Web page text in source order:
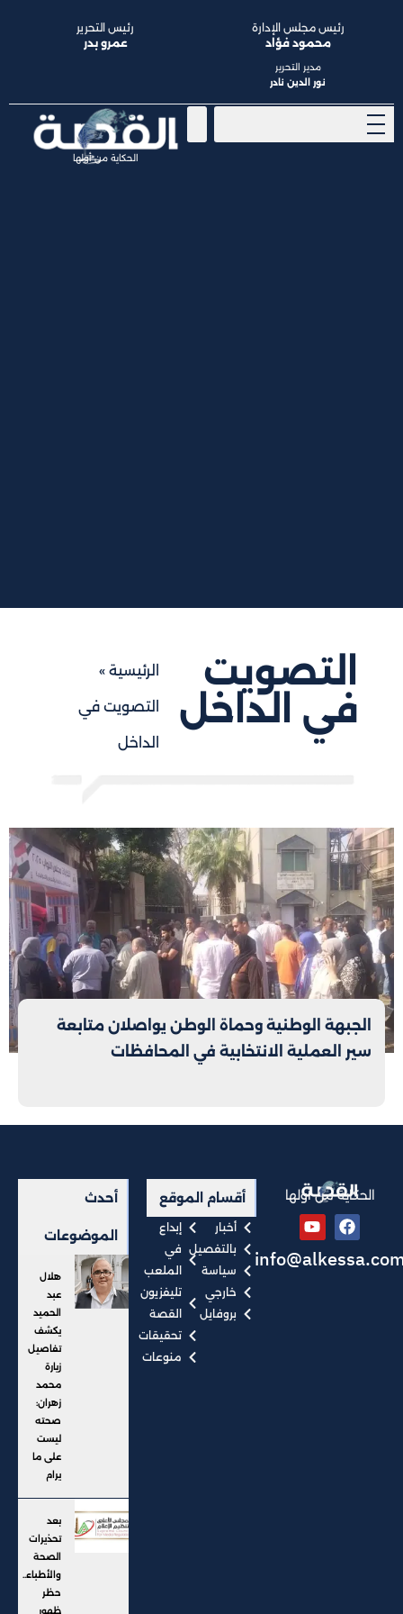
الحكاية من أولها
رئيس مجلس الإدارة
محمود فؤاد
مدير التحرير
نور الدين نادر
رئيس التحرير
عمرو بدر
التصويت
في الداخل
الرئيسية»
التصويت في
الداخل
الجبهة الوطنية وحماة الوطن يواصلان متابعة
سير العملية الانتخابية في المحافظات
الحكاية من أولها أقسام الموقع
أخبار
بالتفصيل
سياسة
خارجي
بروفايل
إبداع
في
الملعب
تليفزيون
القصة
تحقيقات
منوعات
أحدث
الموضوعات
هلال
عبد
الحميد
يكشف
تفاصيل
زيارة
محمد
زهران:
صحته
ليست
على ما
يرام
بعد
تحذيرات
الصحة
والأطباء..
حظر
ظهور